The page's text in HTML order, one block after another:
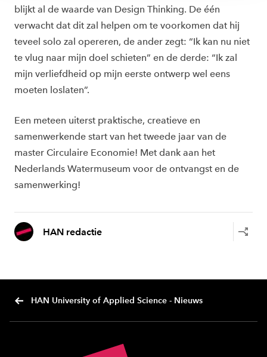
blijkt al de waarde van Design Thinking. De één
verwacht dat dit zal helpen om te voorkomen dat hij
teveel solo zal opereren, de ander zegt: “Ik kan nu niet
te vlug naar mijn doel schieten” en de derde: “Ik zal
mijn verliefdheid op mijn eerste ontwerp wel eens
moeten loslaten”.
Een meteen uiterst praktische, creatieve en
samenwerkende start van het tweede jaar van de
master Circulaire Economie! Met dank aan het
Nederlands Watermuseum voor de ontvangst en de
samenwerking!
HAN redactie
HAN University of Applied Science - Nieuws